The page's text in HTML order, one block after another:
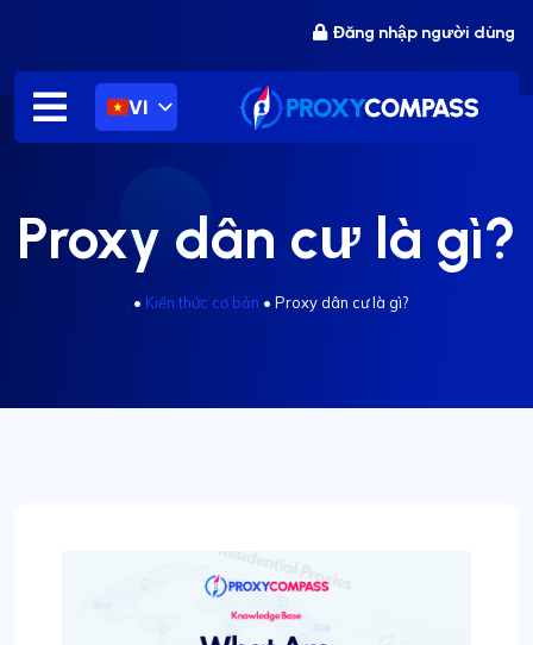
nội
dung
Đăng nhập người dùng
VI
Proxy dân cư là gì?
• Kiến thức cơ bản • Proxy dân cư là gì?